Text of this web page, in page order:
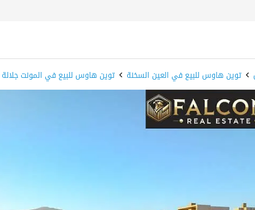
توين هاوس للبيع في العين السخنة توين هاوس للبيع في المونت جلالة